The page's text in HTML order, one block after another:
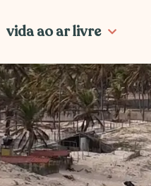
vida ao ar livre